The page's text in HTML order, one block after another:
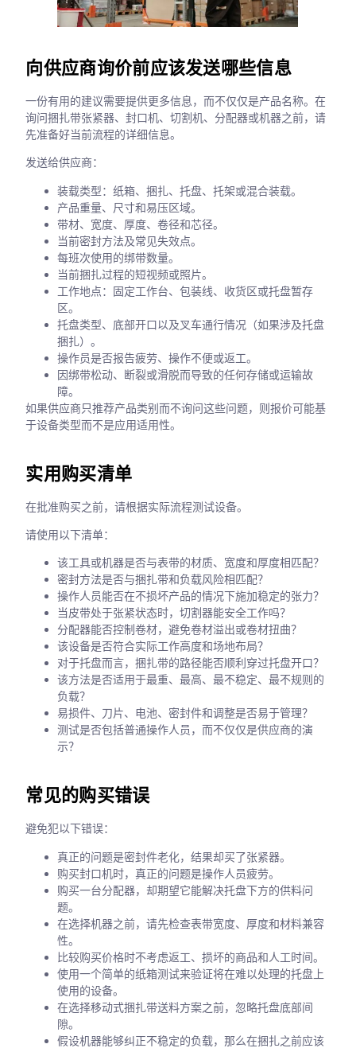
向供应商询价前应该发送哪些信息
一份有用的建议需要提供更多信息，而不仅仅是产品名称。在
询问捆扎带张紧器、封口机、切割机、分配器或机器之前，请
先准备好当前流程的详细信息。
发送给供应商：
装载类型：纸箱、捆扎、托盘、托架或混合装载。
产品重量、尺寸和易压区域。
带材、宽度、厚度、卷径和芯径。
当前密封方法及常见失效点。
每班次使用的绑带数量。
当前捆扎过程的短视频或照片。
工作地点：固定工作台、包装线、收货区或托盘暂存
区。
托盘类型、底部开口以及叉车通行情况（如果涉及托盘
捆扎）。
操作员是否报告疲劳、操作不便或返工。
因绑带松动、断裂或滑脱而导致的任何存储或运输故
障。
如果供应商只推荐产品类别而不询问这些问题，则报价可能基
于设备类型而不是应用适用性。
实用购买清单
在批准购买之前，请根据实际流程测试设备。
请使用以下清单：
该工具或机器是否与表带的材质、宽度和厚度相匹配？
密封方法是否与捆扎带和负载风险相匹配？
操作人员能否在不损坏产品的情况下施加稳定的张力？
当皮带处于张紧状态时，切割器能安全工作吗？
分配器能否控制卷材，避免卷材溢出或卷材扭曲？
该设备是否符合实际工作高度和场地布局？
对于托盘而言，捆扎带的路径能否顺利穿过托盘开口？
该方法是否适用于最重、最高、最不稳定、最不规则的
负载？
易损件、刀片、电池、密封件和调整是否易于管理？
测试是否包括普通操作人员，而不仅仅是供应商的演
示？
常见的购买错误
避免犯以下错误：
真正的问题是密封件老化，结果却买了张紧器。
购买封口机时，真正的问题是操作人员疲劳。
购买一台分配器，却期望它能解决托盘下方的供料问
题。
在选择机器之前，请先检查表带宽度、厚度和材料兼容
性。
比较购买价格时不考虑返工、损坏的商品和人工时间。
使用一个简单的纸箱测试来验证将在难以处理的托盘上
使用的设备。
在选择移动式捆扎带送料方案之前，忽略托盘底部间
隙。
假设机器能够纠正不稳定的负载，那么在捆扎之前应该